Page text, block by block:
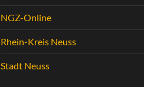
NGZ-Online
Rhein-Kreis Neuss
Stadt Neuss